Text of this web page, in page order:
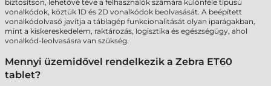
biztosítson, lehetővé téve a felhasználók számára különféle típusú
vonalkódok, köztük 1D és 2D vonalkódok beolvasását. A beépített
vonalkódolvasó javítja a táblagép funkcionalitását olyan iparágakban,
mint a kiskereskedelem, raktározás, logisztika és egészségügy, ahol
vonalkód-leolvasásra van szükség.
Mennyi üzemidővel rendelkezik a Zebra ET60
tablet?